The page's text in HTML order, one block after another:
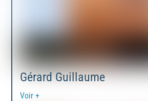
Gérard Guillaume
Voir +